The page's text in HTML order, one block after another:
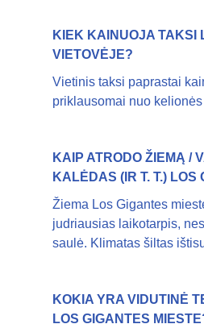
KIEK KAINUOJA TAKSI
VIETOVĖJE?
Vietinis taksi paprastai
priklausomai nuo
KAIP ATRODO ŽIEMĄ /
KALĖDAS (IR T. T.) LOS
Žiema Los Gigantes
judriausias laikotarpis,
saulė. Klimatas šiltas
KOKIA YRA VIDUTINĖ
LOS GIGANTES